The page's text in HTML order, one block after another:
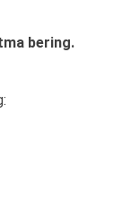
bering.